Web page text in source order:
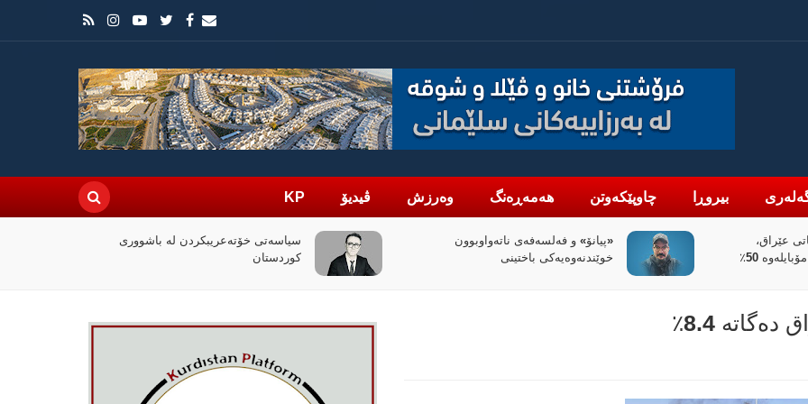
بیروڕا چاوپێکەوتن هەمەڕەنگ وەرزش ڤیدیۆ KP
سیاسەتی خۆتەعریبکردن لە باشووری
کوردستان
چۆن فیلمی (ئۆدیسە)ی کریستۆفەر نۆلان
بووبە ڕووداوێکی جیهانی؟
8.4٪